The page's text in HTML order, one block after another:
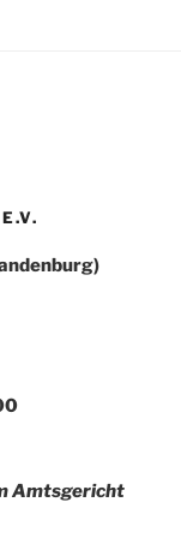
Amtsgericht